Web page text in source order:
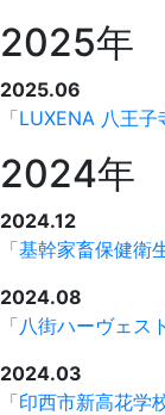
2025年
2025.06
「LUXENA 八王
2024年
2024.12
「基幹家畜保健衛
2024.08
「八街ハーヴェ
2024.03
「印西市新高花